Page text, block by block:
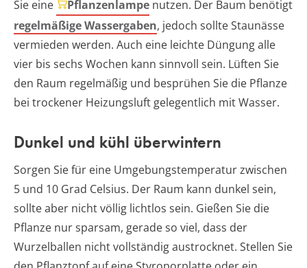
Sie eine Pflanzenlampe nutzen. Der Baum benötigt
regelmäßige Wassergaben, jedoch sollte Staunässe
vermieden werden. Auch eine leichte Düngung alle
vier bis sechs Wochen kann sinnvoll sein. Lüften Sie
den Raum regelmäßig und besprühen Sie die Pflanze
bei trockener Heizungsluft gelegentlich mit Wasser.
Dunkel und kühl überwintern
Sorgen Sie für eine Umgebungstemperatur zwischen
5 und 10 Grad Celsius. Der Raum kann dunkel sein,
sollte aber nicht völlig lichtlos sein. Gießen Sie die
Pflanze nur sparsam, gerade so viel, dass der
Wurzelballen nicht vollständig austrocknet. Stellen Sie